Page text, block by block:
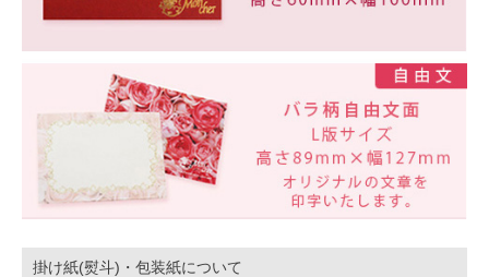
掛け紙(熨斗)・包装紙について